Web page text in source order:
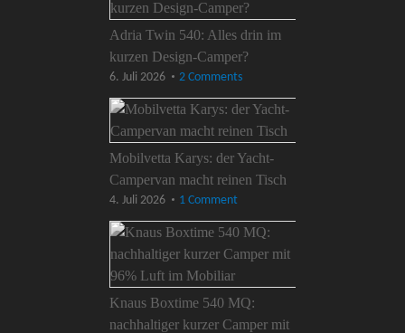
Adria Twin 540: Alles drin im
kurzen Design-Camper?
6. Juli 2026 2 Comments
Mobilvetta Karys: der Yacht-
Campervan macht reinen Tisch
4. Juli 2026 1 Comment
Knaus Boxtime 540 MQ:
nachhaltiger kurzer Camper mit